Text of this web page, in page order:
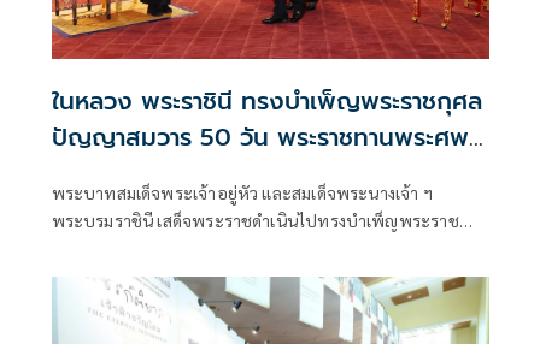
ในหลวง พระราชินี ทรงบำเพ็ญพระราชกุศล
ปัญญาสมวาร 50 วัน พระราชทานพระศพ
เจ้าฟ้าพัชรกิติยาภาฯ
พระบาทสมเด็จพระเจ้าอยู่หัว และสมเด็จพระนางเจ้า ฯ
พระบรมราชินี เสด็จพระราชดำเนินไปทรงบำเพ็ญพระราช
พระเจ้าลูกเธอ เจ้าฟ้าพัชรกิติยาภา นเรนทิราเทพยวดี กรม
หลวงราชสาริณีสิริพัชร มหาวัชรราชธิดา ณ พระที่นั่งพิมานรัต
ยา พระบรมมหาราชวัง